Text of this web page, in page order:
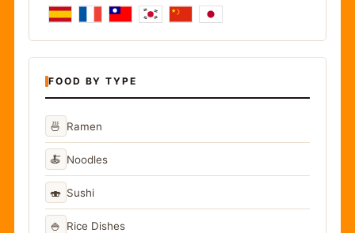
FOOD BY TYPE
🍜 Ramen
🍝 Noodles
🍣 Sushi
🍚 Rice Dishes